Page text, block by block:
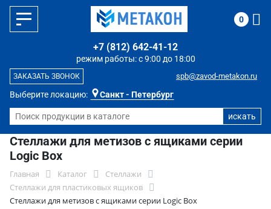
Выберите локацию: Санкт - Петербург
режим работы: с 9:00 до 18:00
+7 (812) 642-41-12
spb@zavod-metakon.ru
ЗАКАЗАТЬ ЗВОНОК
0
Стеллажи для метизов с ящиками серии
Logic Box
Главная Каталог
Стеллажи
Стеллажи для пластиковых ящиков
Стеллажи для метизов с ящиками серии Logic Box